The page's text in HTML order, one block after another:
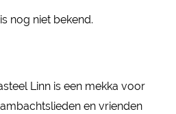
nog niet bekend.
Linn is een mekka voor
en vrienden